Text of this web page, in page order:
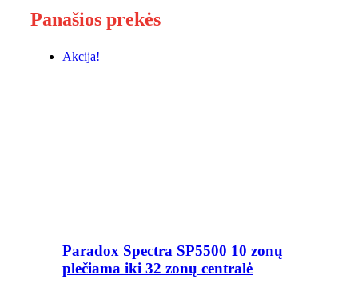
Panašios prekės
Akcija!
Paradox Spectra SP5500 10 zonų
plečiama iki 32 zonų centralė